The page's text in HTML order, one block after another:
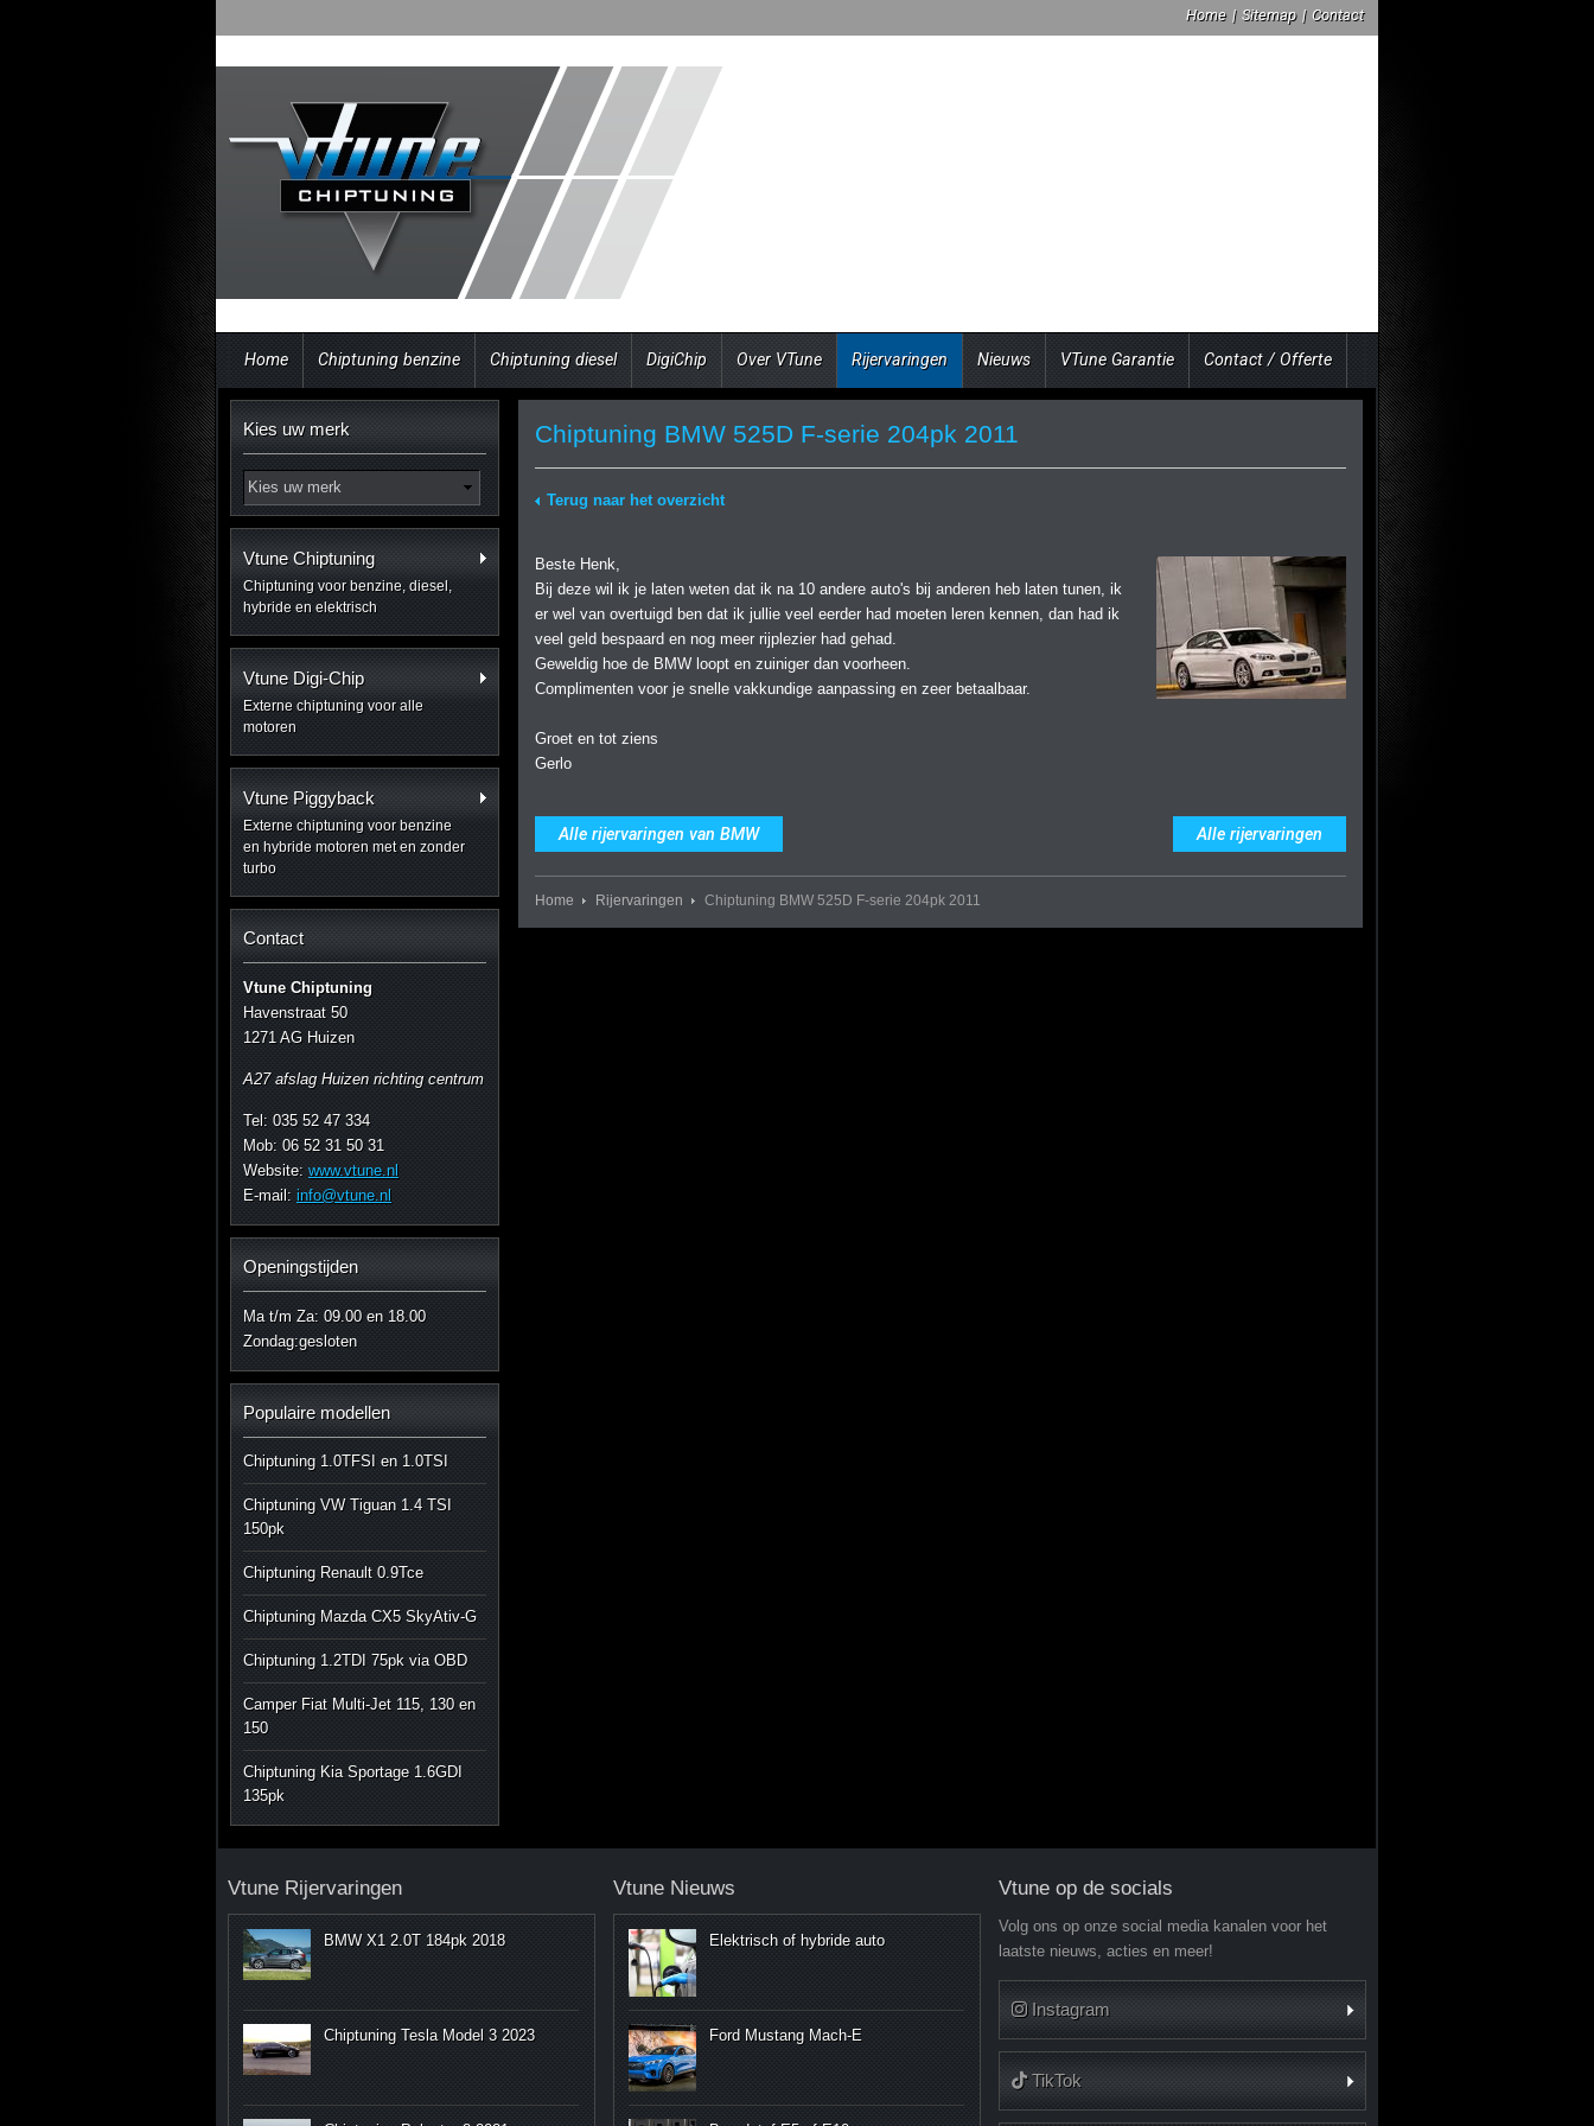
Home | Sitemap | Contact
Home Chiptuning benzine Chiptuning diesel DigiChip Over VTune Rijervaringen Nieuws VTune Garantie Contact / Offerte
Kies uw merk
Vtune Chiptuning
Chiptuning voor benzine, diesel,
hybride en elektrisch
Vtune Digi-Chip
Externe chiptuning voor alle
motoren
Vtune Piggyback
Externe chiptuning voor benzine
en hybride motoren met en zonder
turbo
Contact
Vtune Chiptuning
Havenstraat 50
1271 AG Huizen
A27 afslag Huizen richting centrum
Tel: 035 52 47 334
Mob: 06 52 31 50 31
Website: www.vtune.nl
E-mail: info@vtune.nl
Openingstijden
Ma t/m Za: 09.00 en 18.00
Zondag:gesloten
Populaire modellen
Chiptuning 1.0TFSI en 1.0TSI
Chiptuning VW Tiguan 1.4 TSI
150pk
Chiptuning Renault 0.9Tce
Chiptuning Mazda CX5 SkyAtiv-G
Chiptuning 1.2TDI 75pk via OBD
Camper Fiat Multi-Jet 115, 130 en
150
Chiptuning Kia Sportage 1.6GDI
135pk
Chiptuning BMW 525D F-serie 204pk 2011
Terug naar het overzicht
Beste Henk,
Bij deze wil ik je laten weten dat ik na 10 andere auto's bij anderen heb laten tunen, ik
er wel van overtuigd ben dat ik jullie veel eerder had moeten leren kennen, dan had ik
veel geld bespaard en nog meer rijplezier had gehad.
Geweldig hoe de BMW loopt en zuiniger dan voorheen.
Complimenten voor je snelle vakkundige aanpassing en zeer betaalbaar.
Groet en tot ziens
Gerlo
Alle rijervaringen van BMW Alle rijervaringen
Home Rijervaringen Chiptuning BMW 525D F-serie 204pk 2011
Vtune Rijervaringen
BMW X1 2.0T 184pk 2018
Chiptuning Tesla Model 3 2023
Vtune Nieuws
Elektrisch of hybride auto
Ford Mustang Mach-E
Vtune op de socials
Volg ons op onze social media kanalen voor het
laatste nieuws, acties en meer!
Instagram
TikTok